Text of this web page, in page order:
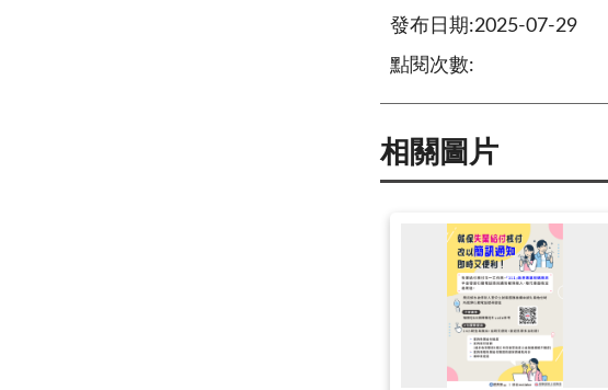
發布日期:2025-07-29
點閱次數:
相關圖片